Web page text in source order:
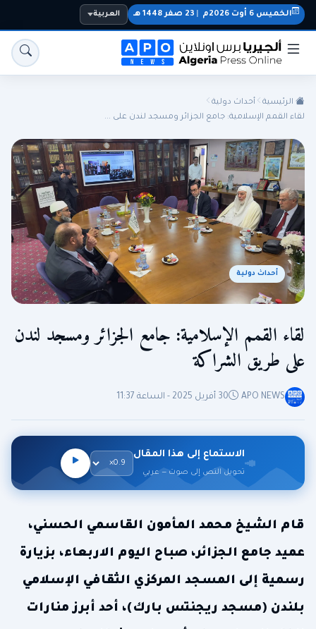
الجزائر الجالية المنتخب الوطني سياسة
اقتصاد رياضة
الخميس 6 أوت 2026م 23 صفر 1448 هـ العربية
الرئيسية
أحداث دولية
لقاء القمم الإسلامية: جامع الجزائر ومسجد لندن على ...
أحداث دولية
لقاء القمم الإسلامية: جامع الجزائر ومسجد لندن
على طريق الشراكة
APO NEWS 30 أفريل 2025 - الساعة 11:37
الاستماع إلى هذا المقال
تحويل النص إلى صوت — عربي
قام الشيخ محمد المأمون القاسمي الحسني،
عميد جامع الجزائر، صباح اليوم الاربعاء، بزيارة
رسمية إلى المسجد المركزي الثقافي الإسلامي
بلندن (مسجد ريجنتس بارك)، أحد أبرز منارات